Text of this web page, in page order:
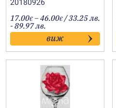
20180926
17.00€ –46.00€Price
range:
17.00€
through
46.00€
/ 33.25 лв.
- 89.97 лв.
виж